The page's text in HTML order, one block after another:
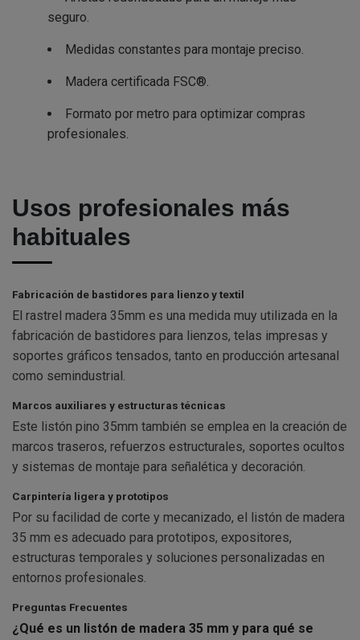
seguro.
Medidas constantes para montaje preciso.
Madera certificada FSC®.
Formato por metro para optimizar compras
profesionales.
Usos profesionales más
habituales
Fabricación de bastidores para lienzo y textil
El rastrel madera 35mm es una medida muy utilizada en la
fabricación de bastidores para lienzos, telas impresas y
soportes gráficos tensados, tanto en producción artesanal
como semindustrial.
Marcos auxiliares y estructuras técnicas
Este listón pino 35mm también se emplea en la creación de
marcos traseros, refuerzos estructurales, soportes ocultos
y sistemas de montaje para señalética y decoración.
Carpintería ligera y prototipos
Por su facilidad de corte y mecanizado, el listón de madera
35 mm es adecuado para prototipos, expositores,
estructuras temporales y soluciones personalizadas en
entornos profesionales.
Preguntas Frecuentes
¿Qué es un listón de madera 35 mm y para qué se